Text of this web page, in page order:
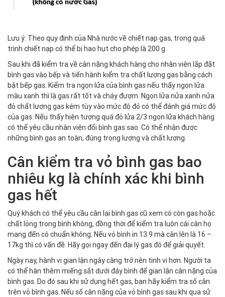
Lưu ý: Theo quy định của Nhà nước về chiết nạp gas, trong quá
trình chiết nạp có thể bị hao hụt cho phép là 200 g.
Sau khi đã kiểm tra về cân nặng khách hàng cho nhân viên lắp đặt
bình gas vào bếp và tiến hành kiểm tra chất lượng gas bằng cách
bật bếp gas. Kiểm tra ngọn lửa của bình gas nếu thấy ngọn lửa
màu xanh thì là gas rất tốt và cháy đượm. Ngọn lửa nửa xanh nửa
đỏ chất lượng gas kém tùy vào mức độ đỏ có thể đánh giá mức độ
của gas. Nếu thấy hiện tượng quá đỏ lửa 2/3 ngọn lửa khách hàng
có thể yêu cầu nhân viện đổi bình gas sao. Có thể nhận được
những bình gas an toàn, đúng trọng lượng và chất lượng.
Cân kiểm tra vỏ bình gas bao
nhiêu kg là chính xác khi bình
gas hết
Quý khách có thể yêu cầu cân lại bình gas cũ xem có còn gas hoặc
chất lỏng trong bình không, đồng thời để kiểm tra luôn cái cân họ
mang đến có chuẩn không. Nếu vỏ bình in 13.9 mà cân lên là 16 –
17kg thì có vấn đề. Hãy gọi ngay đến đại lý gas đó để giải quyết.
Ngày nay, hành vi gian lận ngày càng trở nên tinh vi hơn. Người ta
có thể hàn thêm miếng sắt dưới đáy bình để gian lận cân nặng của
bình gas. Do đó sau khi sử dụng hết gas, bạn hãy kiểm tra số cân
trên vỏ bình gas. Nếu số cân nặng của vỏ bình gas sau khi qua sử